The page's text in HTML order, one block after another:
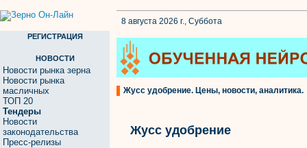
8 августа 2026 г., Суббота
РЕГИСТРАЦИЯ
НОВОСТИ
Новости рынка зерна
Новости рынка
масличных
ТОП 20
Тендеры
Новости
законодательства
Пресс-релизы
Жусс удобрение. Цены, новости, аналитика.
Жусс удобрение